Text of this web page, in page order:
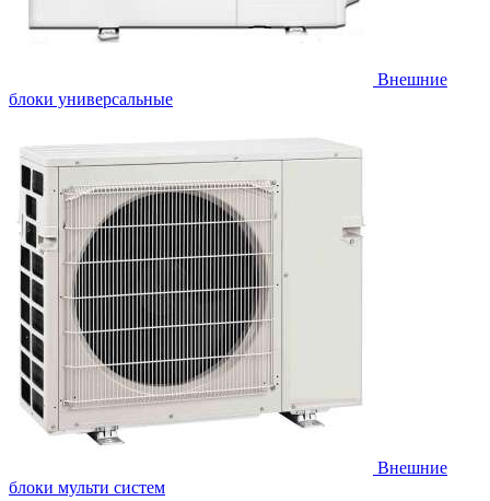
Внешние
блоки универсальные
Внешние
блоки мульти систем